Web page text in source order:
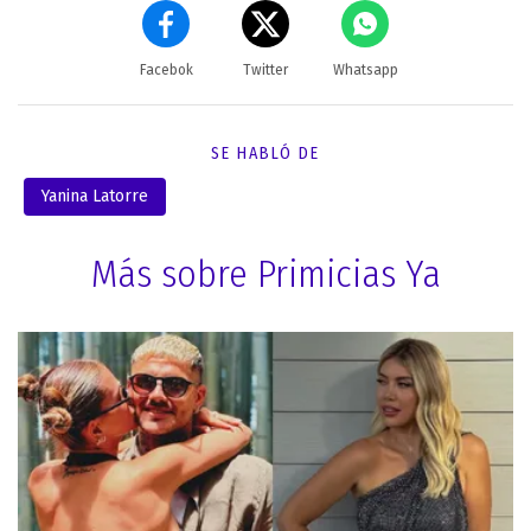
Facebok Twitter Whatsapp
SE HABLÓ DE
Yanina Latorre
Más sobre Primicias Ya